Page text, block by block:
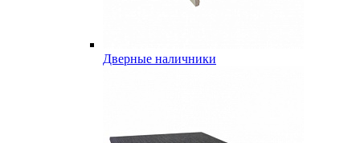
Дверные наличники